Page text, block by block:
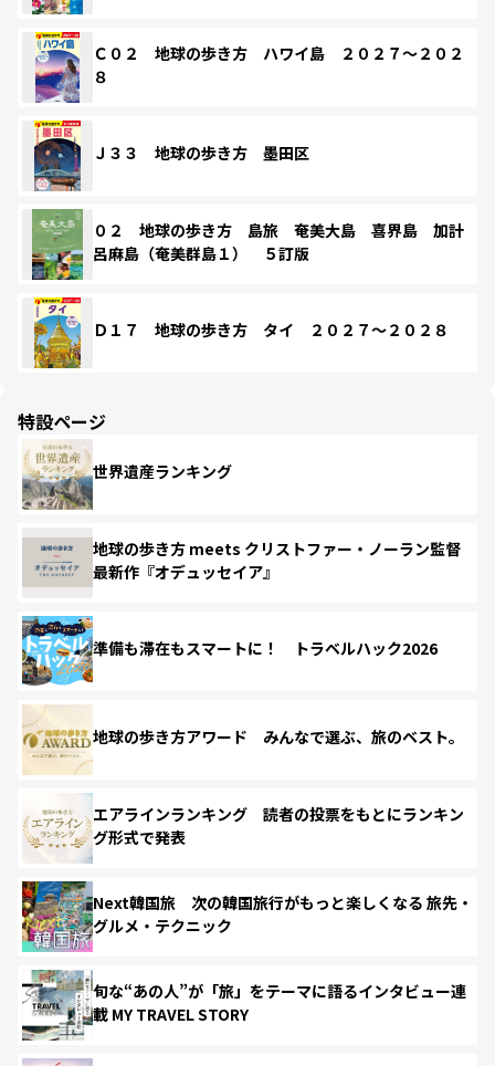
Ｃ０２ 地球の歩き方 ハワイ島 ２０２７～２０２
８
Ｊ３３ 地球の歩き方 墨田区
０２ 地球の歩き方 島旅 奄美大島 喜界島 加計
呂麻島（奄美群島１） ５訂版
Ｄ１７ 地球の歩き方 タイ ２０２７～２０２８
特設ページ
世界遺産ランキング
地球の歩き方 meets クリストファー・ノーラン監督
最新作『オデュッセイア』
準備も滞在もスマートに！ トラベルハック2026
地球の歩き方アワード みんなで選ぶ、旅のベスト。
エアラインランキング 読者の投票をもとにランキン
グ形式で発表
Next韓国旅 次の韓国旅行がもっと楽しくなる 旅先・
グルメ・テクニック
旬な“あの人”が「旅」をテーマに語るインタビュー連
載 MY TRAVEL STORY